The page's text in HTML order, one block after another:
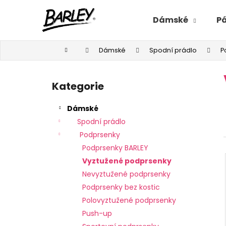
Dámské
Domů Dámské Spodní prádlo
P
Přeskočit
kategorie
Kategorie
Dámské
Spodní prádlo
Podprsenky
Podprsenky BARLEY
Vyztužené podprsenky
Nevyztužené podprsenky
Podprsenky bez kostic
Polovyztužené podprsenky
Push-up
í
k
Zpět
do
Zpět
do